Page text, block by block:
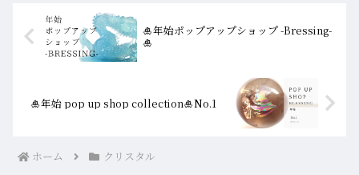
🎍年始ポップアップショップ -Bressing-
🎍
🎍年始 pop up shop collection🎍No.1
ホーム クリスタル